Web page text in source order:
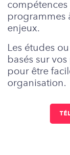
compétences
programmes
enjeux.
Les études
basés sur
pour être
organisation.